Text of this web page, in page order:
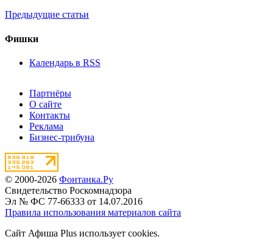
Предыдущие статьи
Фишки
Календарь в RSS
Партнёры
О сайте
Контакты
Реклама
Бизнес-трибуна
© 2000-2026 Фонтанка.Ру
Свидетельство Роскомнадзора
Эл № ФС 77-66333 от 14.07.2016
Правила использования материалов сайта
Сайт Афиша Plus использует cookies.